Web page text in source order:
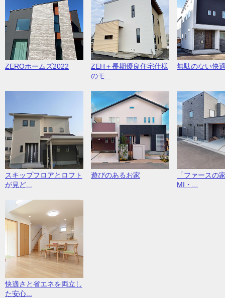
ZEROホームズ2022
ZEH＋長期優良住宅仕様
のモ...
無駄のない快
スキップフロアとロフト
が見ど...
遊びのあるお家
「ファースの
MI・...
快適さと省エネを両立し
た安心...